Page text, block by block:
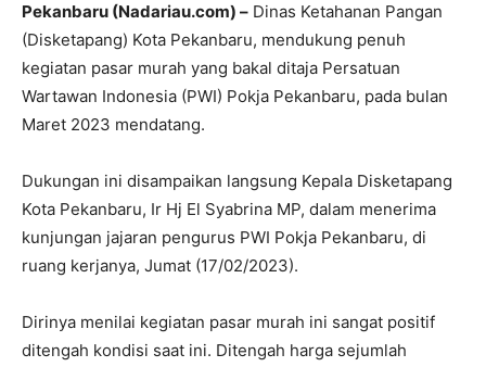
Pekanbaru (Nadariau.com) – Dinas Ketahanan Pangan
(Disketapang) Kota Pekanbaru, mendukung penuh
kegiatan pasar murah yang bakal ditaja Persatuan
Wartawan Indonesia (PWI) Pokja Pekanbaru, pada bulan
Maret 2023 mendatang.
Dukungan ini disampaikan langsung Kepala Disketapang
Kota Pekanbaru, Ir Hj El Syabrina MP, dalam menerima
kunjungan jajaran pengurus PWI Pokja Pekanbaru, di
ruang kerjanya, Jumat (17/02/2023).
Dirinya menilai kegiatan pasar murah ini sangat positif
ditengah kondisi saat ini. Ditengah harga sejumlah